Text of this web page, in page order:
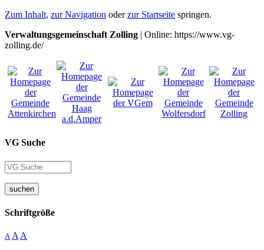
Zum Inhalt, zur Navigation oderzur Startseite springen.
Verwaltungsgemeinschaft Zolling | Online: https://www.vg-
zolling.de/
VG Suche
suchen
Schriftgröße
A A A